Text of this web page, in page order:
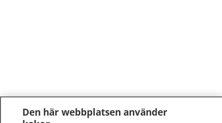
Den här webbplatsen använder